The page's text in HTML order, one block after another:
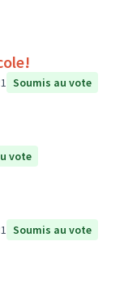
1 Soumis au vote
vote
1 Soumis au vote